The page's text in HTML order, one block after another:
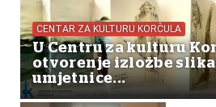
CENTAR ZA KULTURU KORČULA
U Centru za kulturu
otvorenje izložbe
umjetnice...